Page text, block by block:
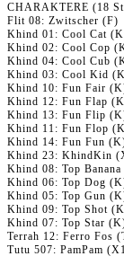
CHARAKTERE (18
Flit 08: Zwitscher (F)
Khind 01: Cool Cat
Khind 02: Cool Cop
Khind 04: Cool Cub
Khind 03: Cool Kid
Khind 10: Fun Fair
Khind 12: Fun Flap
Khind 13: Fun Flip
Khind 11: Fun Flop
Khind 14: Fun Fun
Khind 23: KhindKin
Khind 08: Top
Khind 06: Top Dog
Khind 05: Top Gun
Khind 09: Top Shot
Khind 07: Top Star
Terrah 12: Ferro Fos
Tutu 507: PamPam